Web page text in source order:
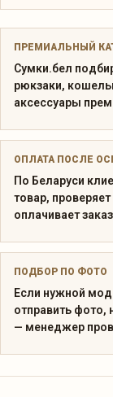
ПРЕМИАЛЬНЫЙ
Сумки.бел
рюкзаки,
аксессуары
ОПЛАТА ПОСЛЕ
По Беларуси
товар,
оплачивает
ПОДБОР ПО ФОТО
Если нужной
отправить фото,
— менеджер